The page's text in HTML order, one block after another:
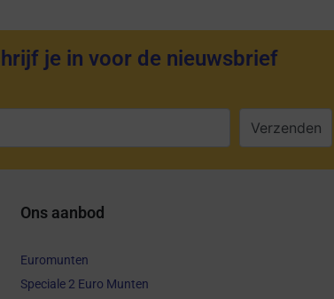
je in voor de nieuwsbrief
Ons aanbod
Euromunten
Speciale 2 Euro Munten